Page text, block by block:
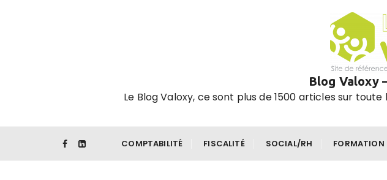
Blog Valoxy
Le Blog Valoxy, ce sont plus de 1500 articles sur
COMPTABILITÉ FISCALITÉ SOCIAL/RH FORMATION